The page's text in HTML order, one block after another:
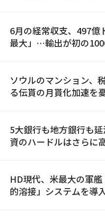
6月の経常収支、497億
最大」…輸出が初の
ソウルのマンション、
る伝貰の月貰化加速を
5大銀行も地方銀行も
資のハードルはさらに
HD現代、米最大の軍
的溶接」システムを導